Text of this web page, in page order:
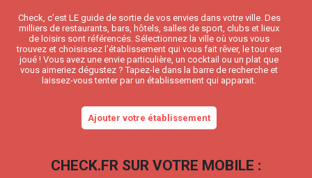
Check, c’est LE guide de sortie de vos envies dans votre ville. Des
milliers de restaurants, bars, hôtels, salles de sport, clubs et lieux
de loisirs sont référencés. Sélectionnez la ville où vous vous
trouvez et choisissez l’établissement qui vous fait rêver, le tour est
joué ! Vous avez une envie particulière, un cocktail ou un plat que
vous aimeriez dégustez ? Tapez-le dans la barre de recherche et
laissez-vous tenter par un établissement qui apparait.
Ajouter votre établissement
CHECK.FR SUR VOTRE MOBILE :